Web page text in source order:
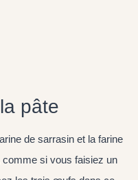
pâte
de sarrasin et la farine
si vous faisiez un